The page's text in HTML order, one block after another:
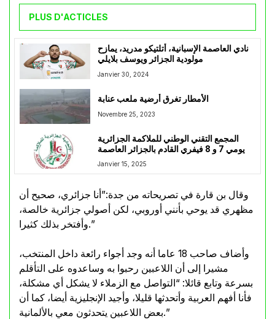
PLUS D'ACTICLES
نادي العاصمة الإسبانية، أتلتيكو مدريد، يمازح
مولودية الجزائر ويوسف بلايلي
Janvier 30, 2024
الأمطار تغرق أرضية ملعب عنابة
Novembre 25, 2023
المجمع التقني الوطني للملاكمة الجزائرية
يومي 7 و 8 فيفري القادم بالجزائر العاصمة
Janvier 15, 2025
وقال بن قارة في تصريحاته من جدة:”أنا جزائري، صحيح أن
مظهري قد يوحي بأنني أوروبي، لكن أصولي جزائرية خالصة،
وأفتخر بذلك كثيرا.”
وأضاف صاحب 18 عاما أنه وجد أجواء رائعة داخل المنتخب،
مشيرا إلى أن اللاعبين رحبوا به وساعدوه على التأقلم
بسرعة وتابع قائلا: “التواصل مع الزملاء لا يشكل أي مشكلة،
فأنا أفهم العربية وأتحدثها قليلا، وأجيد الإنجليزية أيضا، كما أن
بعض اللاعبين يتحدثون معي بالألمانية.”